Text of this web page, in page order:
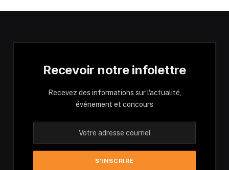
Recevoir notre infolettre
Recevez des informations sur l'actualité,
événement et concours